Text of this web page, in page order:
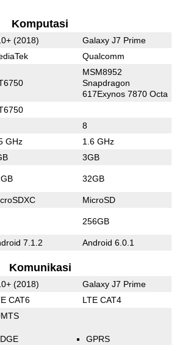
Komputasi
(2018) Galaxy J7 Prime
Qualcomm
MSM8952
Snapdragon
617Exynos 7870 Octa
8
GHz 1.6 GHz
3GB
32GB
MicroSD
256GB
7.1.2 Android 6.0.1
Komunikasi
(2018) Galaxy J7 Prime
CAT6 LTE CAT4
GPRS